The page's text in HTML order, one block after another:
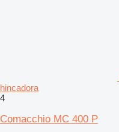
hincadora
4
Comacchio MC 400 P